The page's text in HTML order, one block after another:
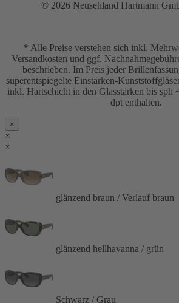
© 2026 Neusehland Hartmann
* Alle Preise verstehen sich inkl.
Versandkosten und ggf.
beschrieben. Im Preis jeder
superentspiegelte Einstärken-
inkl. Hartschicht in den Glasstärken bis sph
dpt enthalten.
×
×
×
glänzend braun / Verlauf braun
glänzend hellhavanna / grün
Schwarz / Grau